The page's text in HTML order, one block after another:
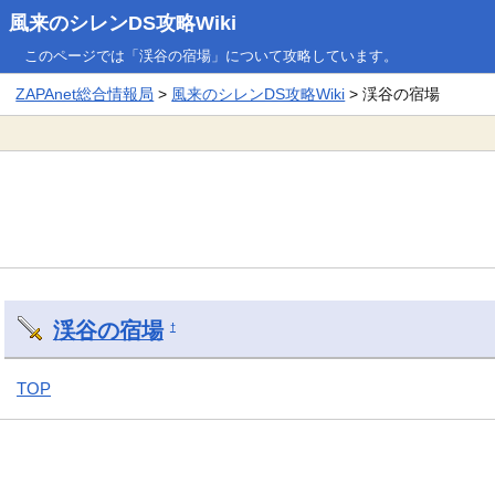
風来のシレンDS攻略Wiki
このページでは「渓谷の宿場」について攻略しています。
ZAPAnet総合情報局 > 風来のシレンDS攻略Wiki > 渓谷の宿場
渓谷の宿場 †
TOP